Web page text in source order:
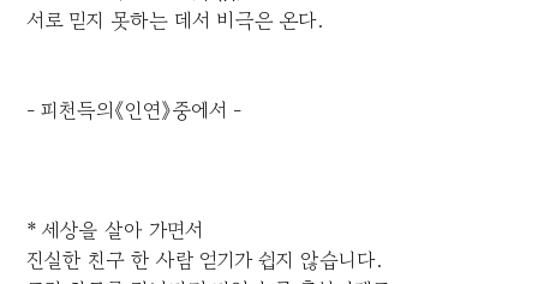
서로 믿지 못하는 데서 비극은 온다.
- 피천득의《인연》중에서 -
* 세상을 살아 가면서
진실한 친구 한 사람 얻기가 쉽지 않습니다.